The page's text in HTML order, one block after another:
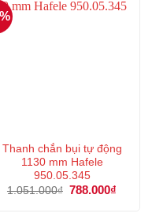
Thanh chắn bụi tự động
1130 mm Hafele
950.05.345
1.051.000₫ Giá
788.000₫